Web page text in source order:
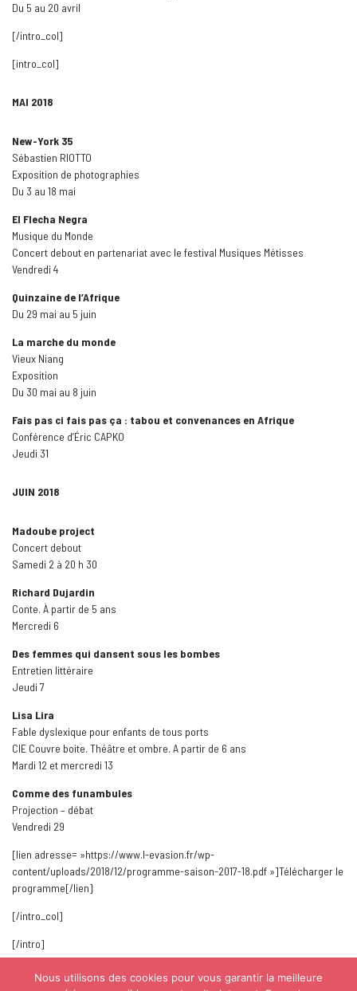
Du 5 au 20 avril
[/intro_col]
[intro_col]
MAI 2018
New-York 35
Sébastien RIOTTO
Exposition de photographies
Du 3 au 18 mai
El Flecha Negra
Musique du Monde
Concert debout en partenariat avec le festival Musiques Métisses
Vendredi 4
Quinzaine de l’Afrique
Du 29 mai au 5 juin
La marche du monde
Vieux Niang
Exposition
Du 30 mai au 8 juin
Fais pas ci fais pas ça : tabou et convenances en Afrique
Conférence d’Éric CAPKO
Jeudi 31
JUIN 2018
Madoube project
Concert debout
Samedi 2 à 20 h 30
Richard Dujardin
Conte. À partir de 5 ans
Mercredi 6
Des femmes qui dansent sous les bombes
Entretien littéraire
Jeudi 7
Lisa Lira
Fable dyslexique pour enfants de tous ports
CIE Couvre boite. Théâtre et ombre. A partir de 6 ans
Mardi 12 et mercredi 13
Comme des funambules
Projection – débat
Vendredi 29
[lien adresse= »https://www.l-evasion.fr/wp-
content/uploads/2018/12/programme-saison-2017-18.pdf »]Télécharger le
programme[/lien]
[/intro_col]
[/intro]
Nous utilisons des cookies pour vous garantir la meilleure